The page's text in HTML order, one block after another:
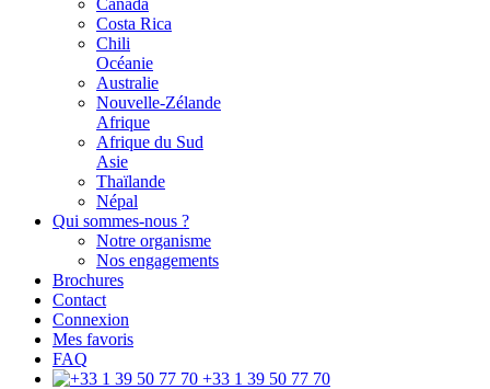
Canada
Costa Rica
Chili
Océanie
Australie
Nouvelle-Zélande
Afrique
Afrique du Sud
Asie
Thaïlande
Népal
Qui sommes-nous ?
Notre organisme
Nos engagements
Brochures
Contact
Connexion
Mes favoris
FAQ
+33 1 39 50 77 70